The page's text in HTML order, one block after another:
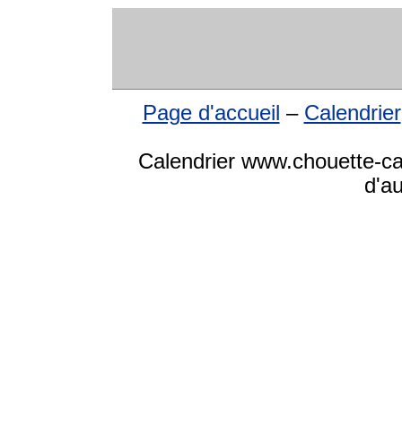
Page d'accueil – Calendrier
Calendrier www.chouette-